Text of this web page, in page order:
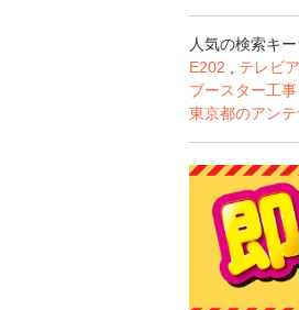
人気の検索キー
E202
テレビ
ブースター工事
東京都のアン